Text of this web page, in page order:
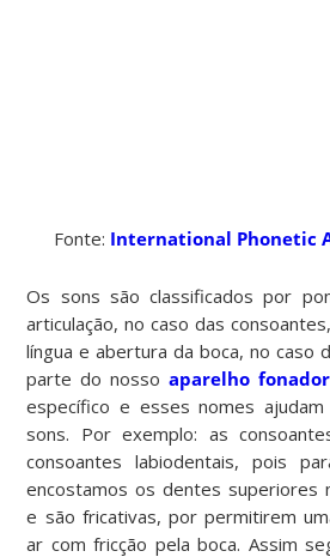
Fonte: International Phonetic
Os sons são classificados por
articulação, no caso das
língua e abertura da boca, no caso
parte do nossoaparelho fonador
específico e esses nomes
sons. Por exemplo: as
consoantes labiodentais, pois
encostamos os dentes superiores
e são fricativas, por permitirem
ar com fricção pela boca. Assim